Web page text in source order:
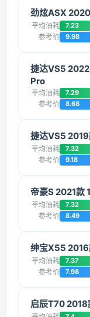
劲炫ASX
平均油耗 7.23
参考价 9.98
捷达VS5
Pro
平均油耗 7.29
参考价 8.68
捷达VS5
平均油耗 7.32
参考价 9.18
帝豪S 2021款
平均油耗 7.32
参考价 8.49
绅宝X55 2016
平均油耗 7.37
参考价 7.98
启辰T70 2018